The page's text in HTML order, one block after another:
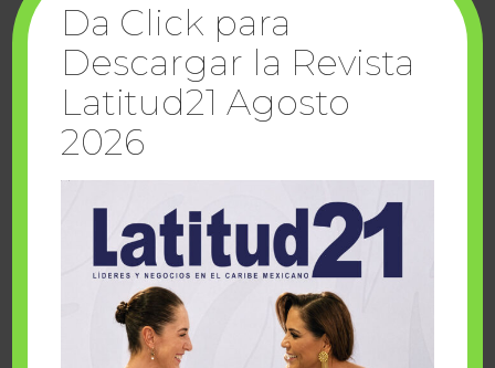
Cuando la solidaridad inspira; cumplen
sueños Fairmont Mayakoba y Make-A-Wish
Da Click para
Descargar la Revista
Latitud21 Agosto
2026